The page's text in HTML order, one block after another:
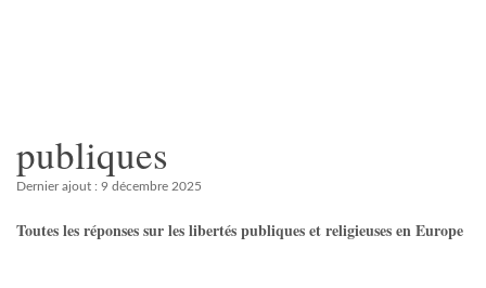
publiques
Dernier ajout : 9 décembre 2025
Toutes les réponses sur les libertés publiques et religieuses en Europe